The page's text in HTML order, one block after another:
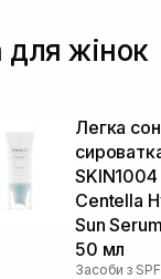
для жінок
Легка
Centella
Sun
50 мл
Засоби з